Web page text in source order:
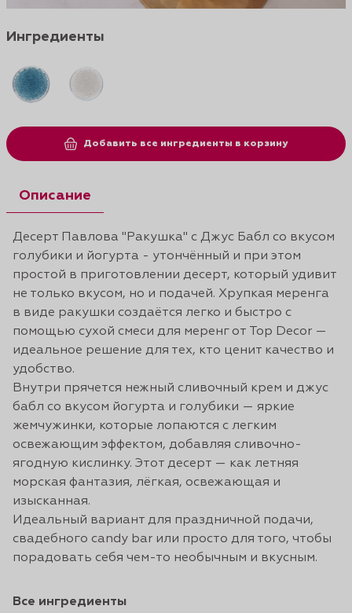
Ингредиенты
Добавить все ингредиенты в корзину
Описание
Десерт Павлова "Ракушка" с Джус Бабл со вкусом
голубики и йогурта - утончённый и при этом
простой в приготовлении десерт, который удивит
не только вкусом, но и подачей. Хрупкая меренга
в виде ракушки создаётся легко и быстро с
помощью сухой смеси для меренг от Top Decor —
идеальное решение для тех, кто ценит качество и
удобство.
Внутри прячется нежный сливочный крем и джус
бабл со вкусом йогурта и голубики — яркие
жемчужинки, которые лопаются с легким
освежающим эффектом, добавляя сливочно-
ягодную кислинку. Этот десерт — как летняя
морская фантазия, лёгкая, освежающая и
изысканная.
Идеальный вариант для праздничной подачи,
свадебного candy bar или просто для того, чтобы
порадовать себя чем-то необычным и вкусным.
Все ингредиенты